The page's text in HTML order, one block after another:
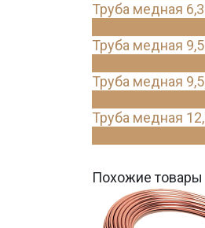
Труба медная
Труба медная
Труба медная
Труба медная
Похожие товары